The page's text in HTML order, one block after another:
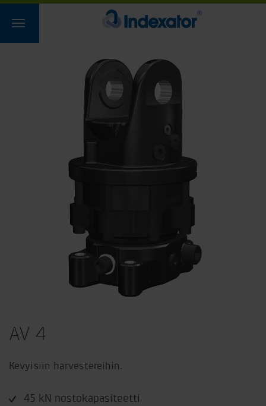
AV 4
Kevyisiin harvestereihin.
45 kN nostokapasiteetti